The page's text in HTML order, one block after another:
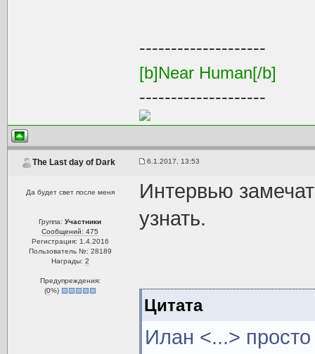
--------------------
[b]Near Human[/b]
--------------------
The Last day of Dark 6.1.2017, 13:53
Да будет свет после меня
Группа:Участники
Сообщений: 475
Регистрация: 1.4.2016
Пользователь №: 28189
Награды: 2
Предупреждения:
(0%)
Интервью
узнать.
Цитата
Илан <...>